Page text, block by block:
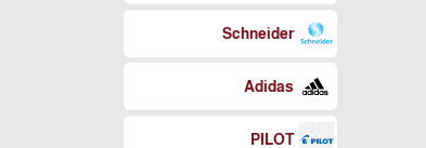
Schneider
Adidas
PILOT